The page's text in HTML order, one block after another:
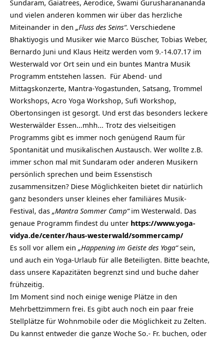
Sundaram, Gaiatrees, Aerodice, Swami Gurusharanananda
und vielen anderen kommen wir über das herzliche
Miteinander in den „Fluss des Seins“. Verschiedene
Bhaktiyogis und Musiker wie Marco Büscher, Tobias Weber,
Bernardo Juni und Klaus Heitz werden vom 9.-14.07.17 im
Westerwald vor Ort sein und ein buntes Mantra Musik
Programm entstehen lassen. Für Abend- und
Mittagskonzerte, Mantra-Yogastunden, Satsang, Trommel
Workshops, Acro Yoga Workshop, Sufi Workshop,
Obertonsingen ist gesorgt. Und erst das besonders leckere
Westerwälder Essen…mhh… Trotz des vielseitigen
Programms gibt es immer noch genügend Raum für
Spontanität und musikalischen Austausch. Wer wollte z.B.
immer schon mal mit Sundaram oder anderen Musikern
persönlich sprechen und beim Essenstisch
zusammensitzen? Diese Möglichkeiten bietet dir natürlich
ganz besonders unser kleines eher familiäres Musik-
Festival, das „Mantra Sommer Camp“im Westerwald. Das
genaue Programm findest du unter https://www.yoga-
vidya.de/center/haus-westerwald/sommercamp/
Es soll vor allem ein „Happening im Geiste des Yoga“sein,
und auch ein Yoga-Urlaub für alle Beteiligten. Bitte beachte,
dass unsere Kapazitäten begrenzt sind und buche daher
frühzeitig.
Im Moment sind noch einige wenige Plätze in den
Mehrbettzimmern frei. Es gibt auch noch ein paar freie
Stellplätze für Wohnmobile oder die Möglichkeit zu Zelten.
Du kannst entweder die ganze Woche So.- Fr. buchen, oder